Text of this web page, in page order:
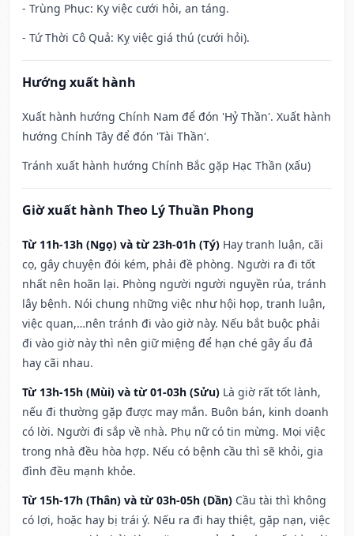
- Trùng Phục: Kỵ việc cưới hỏi, an táng.
- Tứ Thời Cô Quả: Kỵ việc giá thú (cưới hỏi).
Hướng xuất hành
Xuất hành hướng Chính Nam để đón 'Hỷ Thần'. Xuất hành
hướng Chính Tây để đón 'Tài Thần'.
Tránh xuất hành hướng Chính Bắc gặp Hạc Thần (xấu)
Giờ xuất hành Theo Lý Thuần Phong
Từ 11h-13h (Ngọ) và từ 23h-01h (Tý) Hay tranh luận, cãi
cọ, gây chuyện đói kém, phải đề phòng. Người ra đi tốt
nhất nên hoãn lại. Phòng người người nguyền rủa, tránh
lây bệnh. Nói chung những việc như hội họp, tranh luận,
việc quan,…nên tránh đi vào giờ này. Nếu bắt buộc phải
đi vào giờ này thì nên giữ miệng để hạn ché gây ẩu đả
hay cãi nhau.
Từ 13h-15h (Mùi) và từ 01-03h (Sửu) Là giờ rất tốt lành,
nếu đi thường gặp được may mắn. Buôn bán, kinh doanh
có lời. Người đi sắp về nhà. Phụ nữ có tin mừng. Mọi việc
trong nhà đều hòa hợp. Nếu có bệnh cầu thì sẽ khỏi, gia
đình đều mạnh khỏe.
Từ 15h-17h (Thân) và từ 03h-05h (Dần) Cầu tài thì không
có lợi, hoặc hay bị trái ý. Nếu ra đi hay thiệt, gặp nạn, việc